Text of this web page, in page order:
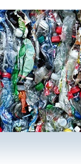
Eelman &
Nieuws
Werken bij